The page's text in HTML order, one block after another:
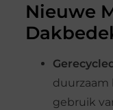
Nieuwe
gebruik